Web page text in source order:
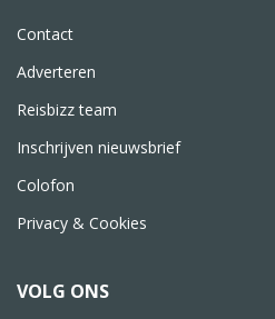
Contact
Adverteren
Reisbizz team
Inschrijven nieuwsbrief
Colofon
Privacy & Cookies
VOLG ONS